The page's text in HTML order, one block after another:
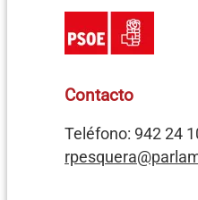
Contacto
Teléfono: 942 24